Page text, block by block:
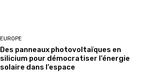
EUROPE
Des panneaux photovoltaïques en
silicium pour démocratiser l’énergie
solaire dans l’espace